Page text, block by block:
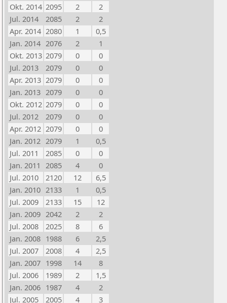
Okt. 2014 2095 2
2
Jul. 2014
2085 2
2
Apr. 2014 2080 1
0,5
Jan. 2014 2076 2
1
Okt. 2013 2079 0
0
Jul. 2013
2079 0
0
Apr. 2013 2079 0
0
Jan. 2013 2079 0
0
Okt. 2012 2079 0
0
Jul. 2012
2079 0
0
Apr. 2012 2079 0
0
Jan. 2012 2079 1
0,5
Jul. 2011
2085 0
0
Jan. 2011 2085 4
0
Jul. 2010
2120 12
6,5
Jan. 2010 2133 1
0,5
Jul. 2009
2133 15
12
Jan. 2009 2042 2
2
Jul. 2008
2025 8
6
Jan. 2008 1988 6
2,5
Jul. 2007
2008 4
2,5
Jan. 2007 1998 14
8
Jul. 2006
1989 2
1,5
Jan. 2006 1987 4
2
Jul. 2005
2005 4
3